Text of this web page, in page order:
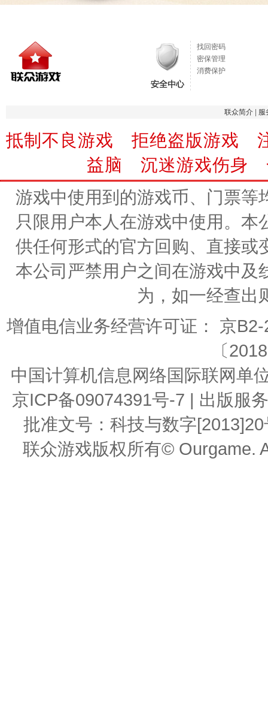
找回密码
密保管理
消费保护
联众简介| 服
抵制不良游戏 拒绝盗版游戏
益脑 沉迷游戏伤身
游戏中使用到的游戏币、门票等
只限用户本人在游戏中使用。
供任何形式的官方回购、直接或
本公司严禁用户之间在游戏中及
为，如一经查出
增值电信业务经营许可证： 京
〔
中国计算机信息网络国际联网单
京ICP备09074391号-7 | 出版服
批准文号：科技与数字
联众游戏版权所有© Ourgame.